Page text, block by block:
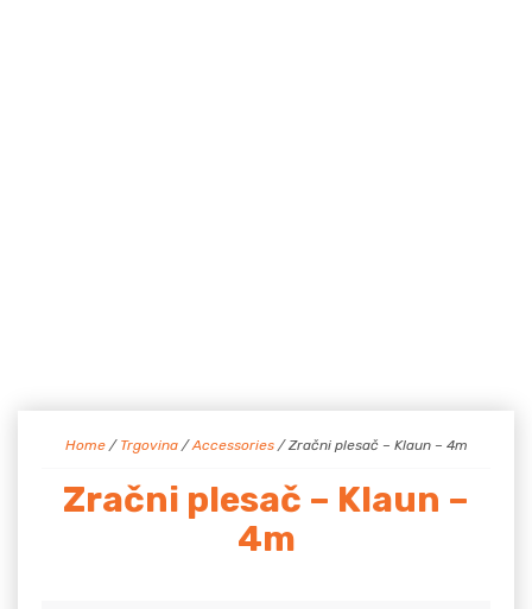
Home/ Trgovina/Accessories/ Zračni plesač – Klaun – 4m
Zračni plesač – Klaun –
4m